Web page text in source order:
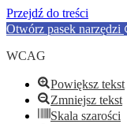
Przejdź do treści
Otwórz pasek narzędzi
WCAG
Powiększ tekst
Zmniejsz tekst
Skala szarości